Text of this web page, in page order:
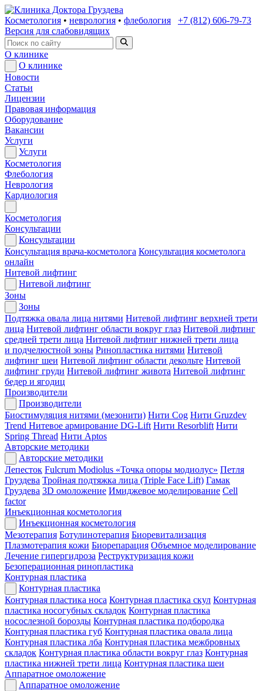
Косметология • неврология • флебология
+7 (812) 606-79-73
Версия для слабовидящих
О клинике
О клинике
Новости
Статьи
Лицензии
Правовая информация
Оборудование
Вакансии
Услуги
Услуги
Косметология
Флебология
Неврология
Кардиология
Косметология
Консультации
Консультации
Консультация врача-косметолога Консультация косметолога
онлайн
Нитевой лифтинг
Нитевой лифтинг
Зоны
Зоны
Подтяжка овала лица нитями Нитевой лифтинг верхней трети
лица Нитевой лифтинг области вокруг глаз Нитевой лифтинг
средней трети лица Нитевой лифтинг нижней трети лица
и подчелюстной зоны Ринопластика нитями Нитевой
лифтинг шеи Нитевой лифтинг области декольте Нитевой
лифтинг груди Нитевой лифтинг живота Нитевой лифтинг
бедер и ягодиц
Производители
Производители
Биостимуляция нитями (мезонити) Нити Cog Нити Gruzdev
Trend Нитевое армирование DG-Lift Нити Resorblift Нити
Spring Thread Нити Aptos
Авторские методики
Авторские методики
Лепесток Fulcrum Modiolus «Точка опоры модиолус» Петля
Груздева Тройная подтяжка лица (Triple Face Lift) Гамак
Груздева 3D омоложение Имиджевое моделирование Cell
factor
Инъекционная косметология
Инъекционная косметология
Мезотерапия Ботулинотерапия Биоревитализация
Плазмотерапия кожи Биорепарация Объемное моделирование
Лечение гипергидроза Реструктуризация кожи
Безоперационная ринопластика
Контурная пластика
Контурная пластика
Контурная пластика носа Контурная пластика скул Контурная
пластика носогубных складок Контурная пластика
носослезной борозды Контурная пластика подбородка
Контурная пластика губ Контурная пластика овала лица
Контурная пластика лба Контурная пластика межбровных
складок Контурная пластика области вокруг глаз Контурная
пластика нижней трети лица Контурная пластика шеи
Аппаратное омоложение
Аппаратное омоложение